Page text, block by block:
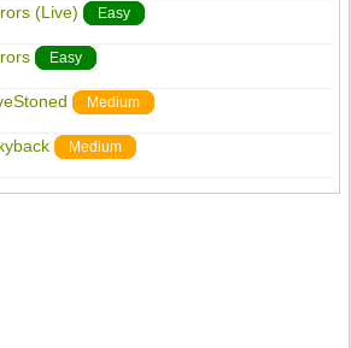
(Live) Easy
Easy
Medium
Medium